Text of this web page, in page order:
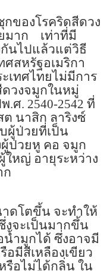
กของโรคริดสีดวง
มาก
เท่าที่มี
นไปแล้วแต่วิธี
ศสหรัฐอเมริกา
เทศไทยไม่มีการ
วงจมูกในหมู่
.ศ. 2540-2542 ที่
นาสิก ลาริงซ์
ผู้ป่วยที่เป็น
ป่วยหู คอ จมูก
หญ่ อายุระหว่าง
ก
ดโตขึ้น จะทำให้
จะเป็นมากขึ้น
น้ำมูกได้ ซึ่งอาจมี
อมีสีเหลืองเขียว
รือไม่ได้กลิ่น ใน